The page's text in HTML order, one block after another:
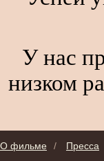
У нас
низком
О фильме / Пресса